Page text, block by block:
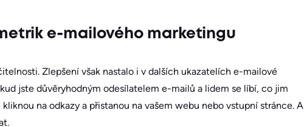
e-mailového marketingu
Zlepšení však nastalo i v dalších ukazatelích e-mailové
jste důvěryhodným odesílatelem e-mailů a lidem se líbí, co jim
na odkazy a přistanou na vašem webu nebo vstupní stránce. A